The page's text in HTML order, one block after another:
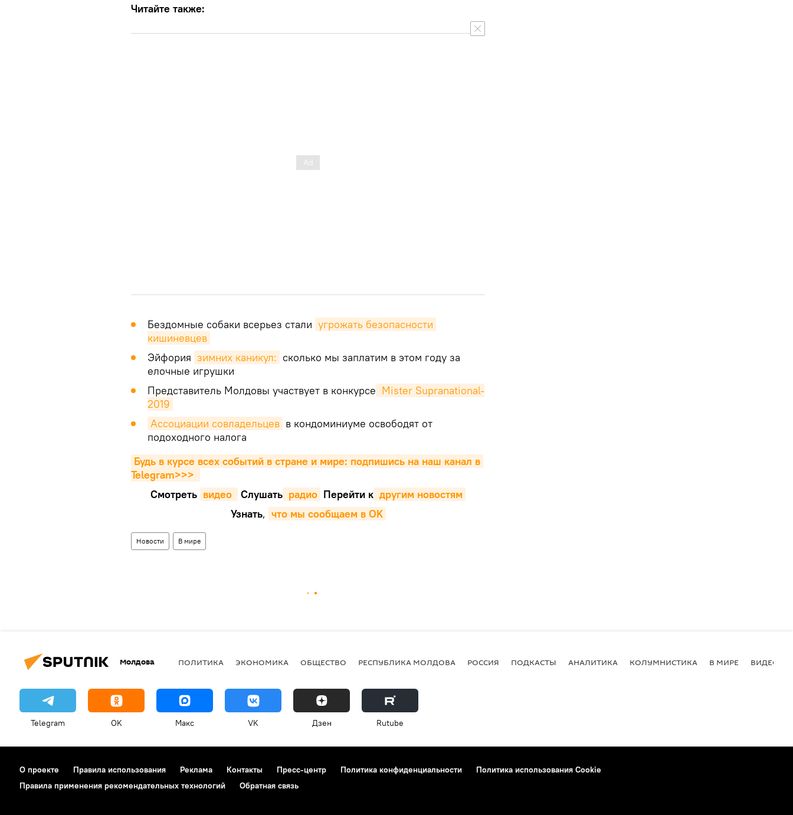
Читайте также:
Бездомные собаки всерьез стали угрожать безопасности
кишиневцев
Эйфория зимних каникул: сколько мы заплатим в этом году за
елочные игрушки
Представитель Молдовы участвует в конкурсе Mister Supranational-
2019
Ассоциации совладельцев в кондоминиуме освободят от
подоходного налога
Будь в курсе всех событий в стране и мире: подпишись на наш канал в
Telegram>>>
Смотреть видео Cлушать радио Перейти к другим новостям
Узнать, что мы сообщаем в OK
Новости В мире
Молдова ПОЛИТИКА ЭКОНОМИКА ОБЩЕСТВО РЕСПУБЛИКА МОЛДОВА РОССИЯ ПОДКАСТЫ АНАЛИТИКА КОЛУМНИСТИКА В МИРЕ ВИДЕО
Telegram OK Макс VK Дзен Rutube
О проекте Правила использования Реклама Контакты Пресс-центр Политика конфиденциальности
Политика использования Cookie
Правила применения рекомендательных технологий
Обратная связь